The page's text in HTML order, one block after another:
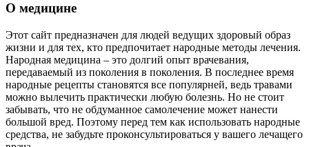
О медицине
Этот сайт предназначен для людей ведущих здоровый образ
жизни и для тех, кто предпочитает народные методы лечения.
Народная медицина – это долгий опыт врачевания,
передаваемый из поколения в поколения. В последнее время
народные рецепты становятся все популярней, ведь травами
можно вылечить практически любую болезнь. Но не стоит
забывать, что не обдуманное самолечение может нанести
большой вред. Поэтому перед тем как использовать народные
средства, не забудьте проконсультироваться у вашего лечащего